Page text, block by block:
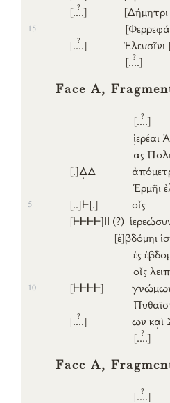
[..
?
..] [Δήμητρι
15
[..
?
..] Ἐλευσῖνι
[..
?
..]
Face A,
[..
?
..]
ἱ ερέαι
[.] Δ Δ
Ἑρμῆι
5 [..] 𐅂 [.] οἶς
[𐅂𐅂𐅂𐅂] ΙΙ (?)
[ἑ] βδόμηι
ἐς
οἶς
10 [𐅂𐅂𐅂𐅂] γνώμων
Πυθαϊσ
[..
?
..] ὶ
[..
?
..]
Face A,
[..
?
..]